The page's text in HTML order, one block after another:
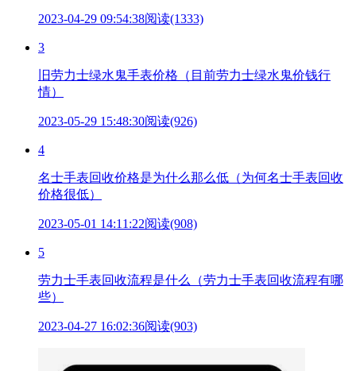
2023-04-29 09:54:38阅读(1333)
3
旧劳力士绿水鬼手表价格（目前劳力士绿水鬼价钱行
情）
2023-05-29 15:48:30阅读(926)
4
名士手表回收价格是为什么那么低（为何名士手表回收
价格很低）
2023-05-01 14:11:22阅读(908)
5
劳力士手表回收流程是什么（劳力士手表回收流程有哪
些）
2023-04-27 16:02:36阅读(903)